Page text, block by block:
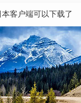
本客户端可以下载了